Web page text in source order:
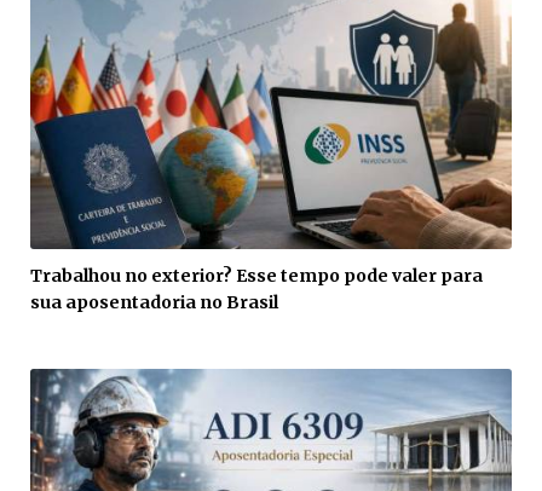
Trabalhou no exterior? Esse tempo pode valer para
sua aposentadoria no Brasil